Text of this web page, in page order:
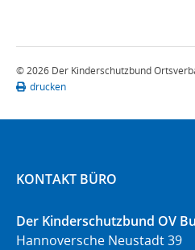
© 2026 Der Kinderschutzbund
drucken
KONTAKT BÜRO
Der Kinderschutzbund OV
Hannoversche Neustadt 39